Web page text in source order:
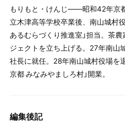
もりもと・けんじ――昭和42年京
立木津高等学校卒業後、南山城村
あるむらづくり推進室」担当。茶
ジェクトを立ち上げる。27年南山
社長に就任。28年南山城村役場を
京都 みなみやましろ村」開業。
編集後記